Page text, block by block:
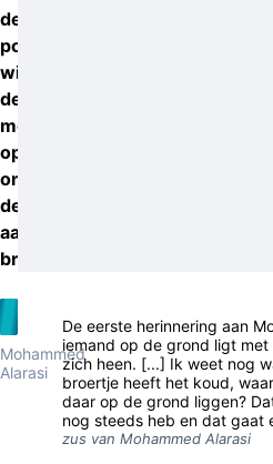
de
politie
wil
de
moorden
opnieuw
onder
de
aandacht
brengen.
Mohammed
Alarasi
De eerste herinnering aan
iemand op de grond ligt
zich heen. [...] Ik weet nog
broertje heeft het koud,
daar op de grond liggen?
nog steeds heb en dat gaat
zus van Mohammed Alarasi